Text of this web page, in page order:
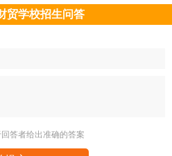
贸学校招生问答
答者给出准确的答案